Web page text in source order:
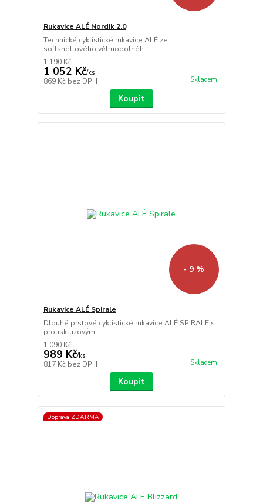
Rukavice ALÉ Nordik 2.0
Technické cyklistické rukavice ALÉ ze
softshellového větruodolnéh...
1 190 Kč
1 052 Kč/ks
869 Kč bez DPH Skladem
Koupit
- 9 %
Rukavice ALÉ Spirale
Dlouhé prstové cyklistické rukavice ALÉ SPIRALE s
protiskluzovým ...
1 090 Kč
989 Kč/ks
817 Kč bez DPH Skladem
Koupit
Doprava ZDARMA